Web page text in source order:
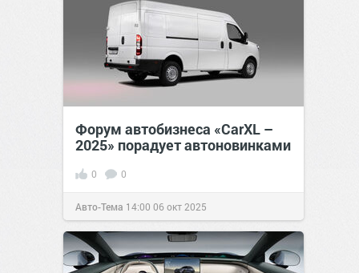
Форум автобизнеса «CarXL –
2025» порадует автоновинками
0 0
Авто-Тема 14:00 06 окт 2025